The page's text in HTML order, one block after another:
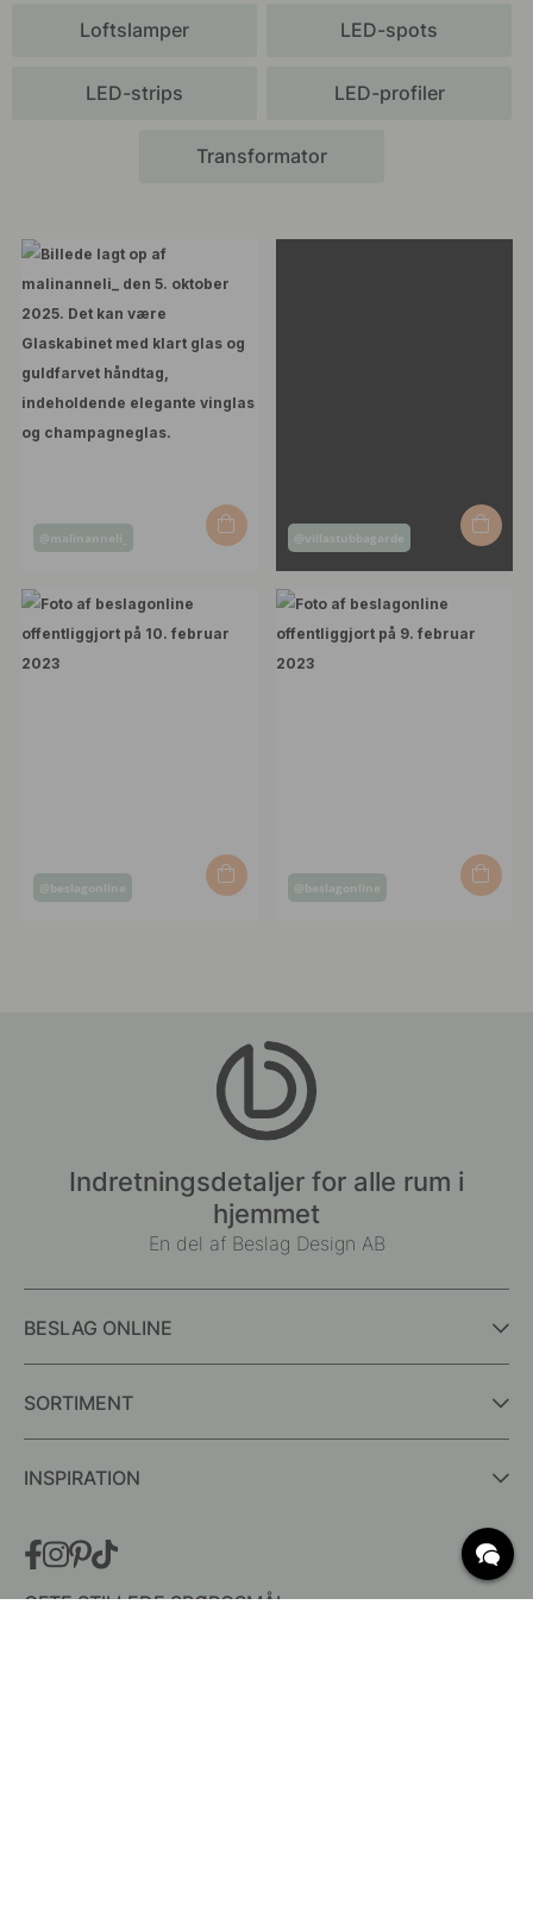
Loftslamper LED-spots
LED-strips LED-profiler
Transformator
Opslag
af
@malinanneli_
Opslag
offentliggjort
af
@villastubbagarde
Opslag
@beslagonline
Opslag
@beslagonline
Indretningsdetaljer for alle rum i
hjemmet
En del af Beslag Design AB
BESLAG ONLINE
SORTIMENT
INSPIRATION
OFTE STILLEDE SPØRGSMÅL